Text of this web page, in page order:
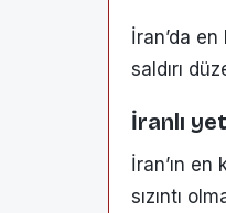
İran’da
saldırı
İranlı
İran’ın
sızıntı